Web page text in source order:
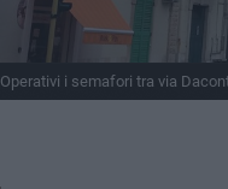
Operativi i semafori tra via